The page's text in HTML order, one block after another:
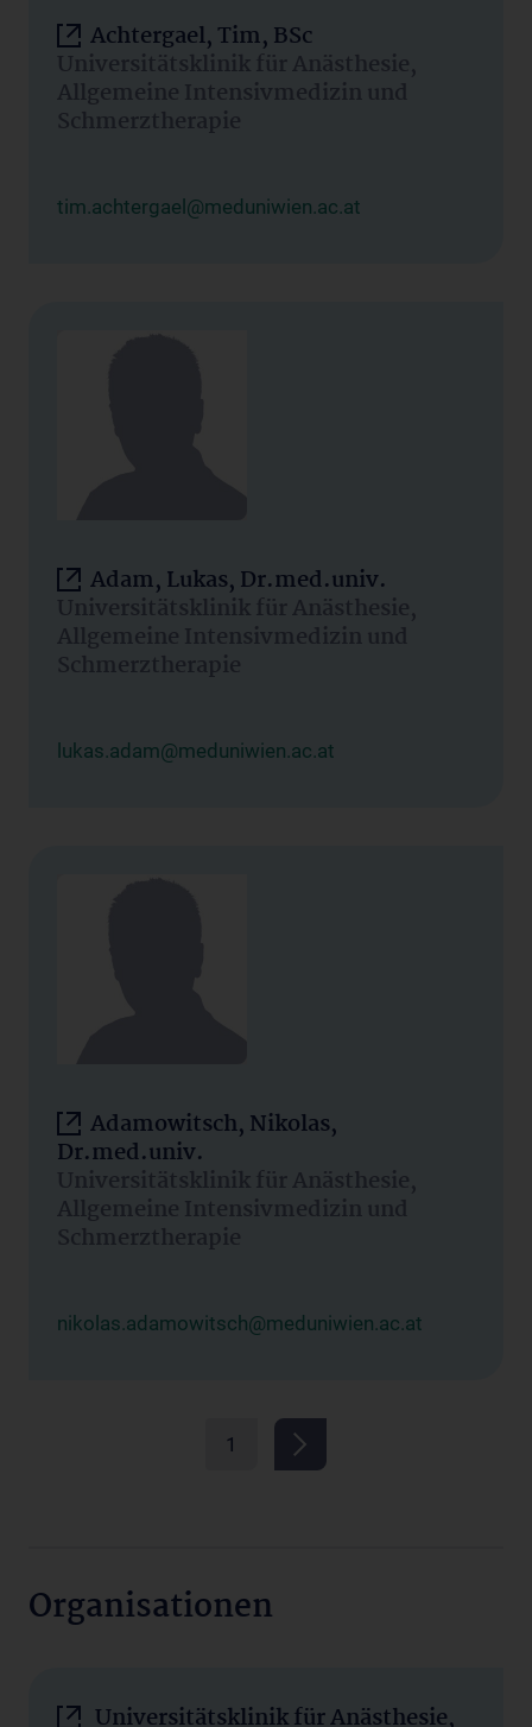
Achtergael, Tim, BSc
Universitätsklinik für Anästhesie,
Allgemeine Intensivmedizin und
Schmerztherapie
tim.achtergael@meduniwien.ac.at
Adam, Lukas, Dr.med.univ.
Universitätsklinik für Anästhesie,
Allgemeine Intensivmedizin und
Schmerztherapie
lukas.adam@meduniwien.ac.at
Adamowitsch, Nikolas,
Dr.med.univ.
Universitätsklinik für Anästhesie,
Allgemeine Intensivmedizin und
Schmerztherapie
nikolas.adamowitsch@meduniwien.ac.at
1
Organisationen
Universitätsklinik für Anästhesie,